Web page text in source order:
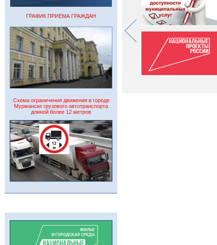
ГРАФИК ПРИЕМА ГРАЖДАН
Схема ограничения движения в городе
Мурманске грузового автотранспорта
длиной более 12 метров